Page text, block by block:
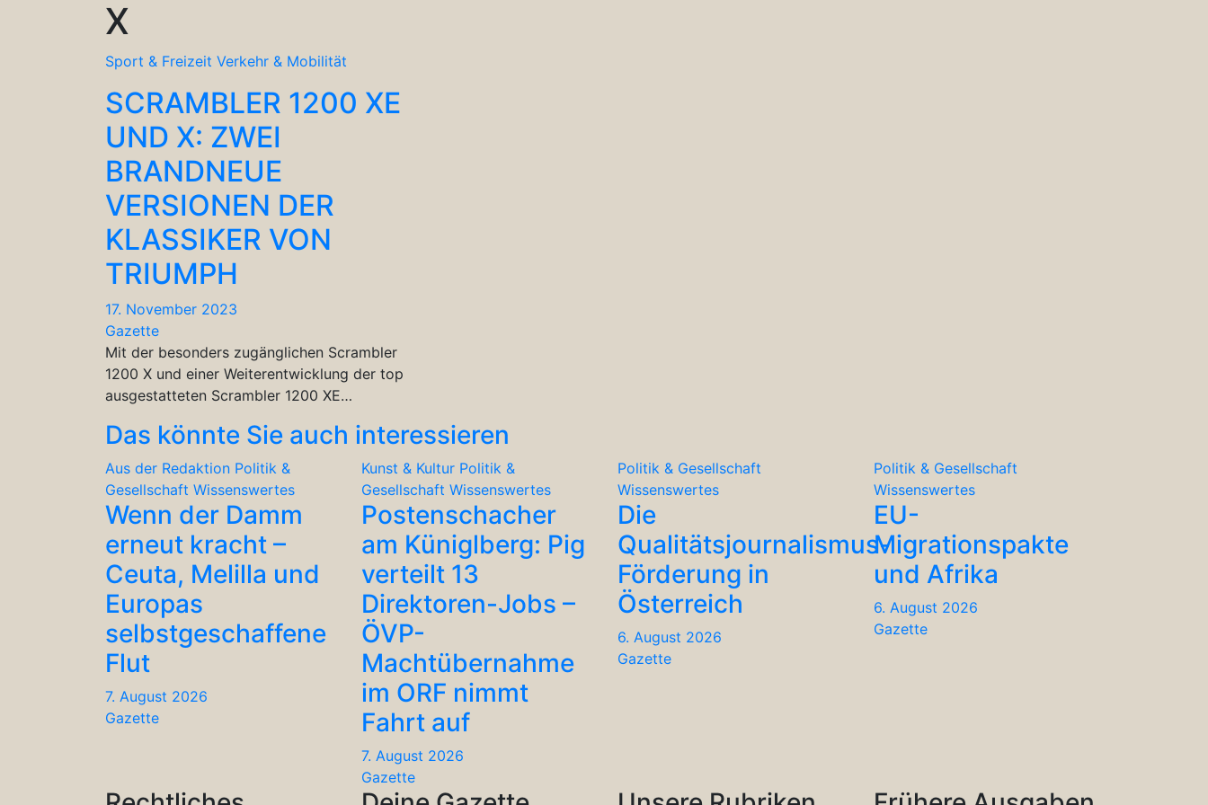
X
Sport & Freizeit Verkehr & Mobilität
SCRAMBLER 1200 XE
UND X: ZWEI
BRANDNEUE
VERSIONEN DER
KLASSIKER VON
TRIUMPH
17. November 2023
Gazette
Mit der besonders zugänglichen Scrambler
1200 X und einer Weiterentwicklung der top
ausgestatteten Scrambler 1200 XE…
Das könnte Sie auch interessieren
Aus der Redaktion Politik &
Gesellschaft Wissenswertes
Wenn der Damm
erneut kracht –
Ceuta, Melilla und
Europas
selbstgeschaffene
Flut
7. August 2026
Gazette
Kunst & Kultur Politik &
Gesellschaft Wissenswertes
Postenschacher
am Küniglberg: Pig
verteilt 13
Direktoren-Jobs –
ÖVP-
Machtübernahme
im ORF nimmt
Fahrt auf
7. August 2026
Gazette
Politik & Gesellschaft
Wissenswertes
Die
Qualitätsjournalismus-
Förderung in
Österreich
6. August 2026
Gazette
Politik & Gesellschaft
Wissenswertes
EU-
Migrationspakte
und Afrika
6. August 2026
Gazette